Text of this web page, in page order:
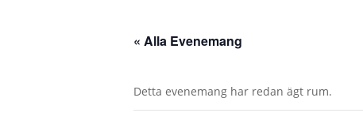
« Alla Evenemang
Detta evenemang har redan ägt rum.